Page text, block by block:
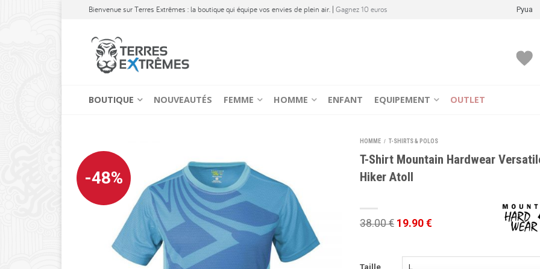
Bienvenue sur Terres Extrêmes : la boutique qui équipe vos envies de plein air. | Gagnez 10 euros Pyua
BOUTIQUE NOUVEAUTÉS FEMME HOMME ENFANT EQUIPEMENT OUTLET
-48%
HOMME / T-SHIRTS & POLOS
T-Shirt Mountain Hardwear
Hiker Atoll
38.00 € 19.90 €
Taille